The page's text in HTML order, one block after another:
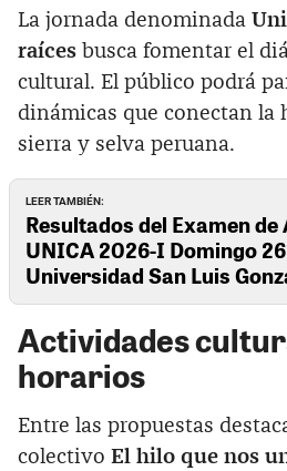
La jornada denominada
raíces busca fomentar el
cultural. El público podrá
dinámicas que conectan la
sierra y selva peruana.
LEER TAMBIÉN:
Resultados del Examen
UNICA 2026-I Domingo
Universidad San Luis
Actividades
horarios
Entre las propuestas
colectivo El hilo que nos